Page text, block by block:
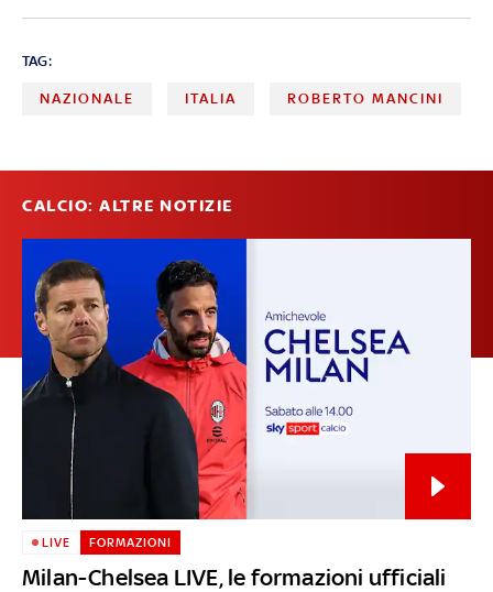
TAG:
NAZIONALE ITALIA ROBERTO MANCINI
CALCIO: ALTRE NOTIZIE
Milan-Chelsea LIVE, le formazioni ufficiali
LIVE FORMAZIONI